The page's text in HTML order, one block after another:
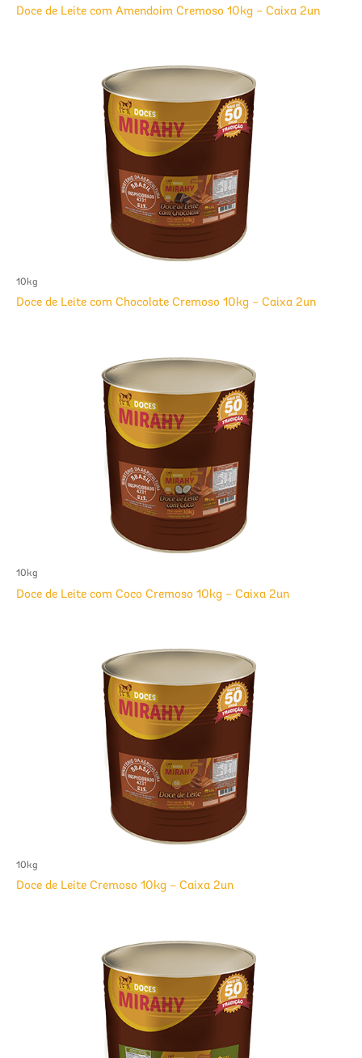
Doce de Leite com Amendoim Cremoso 10kg – Caixa 2un
10kg
Doce de Leite com Chocolate Cremoso 10kg – Caixa 2un
10kg
Doce de Leite com Coco Cremoso 10kg – Caixa 2un
10kg
Doce de Leite Cremoso 10kg – Caixa 2un